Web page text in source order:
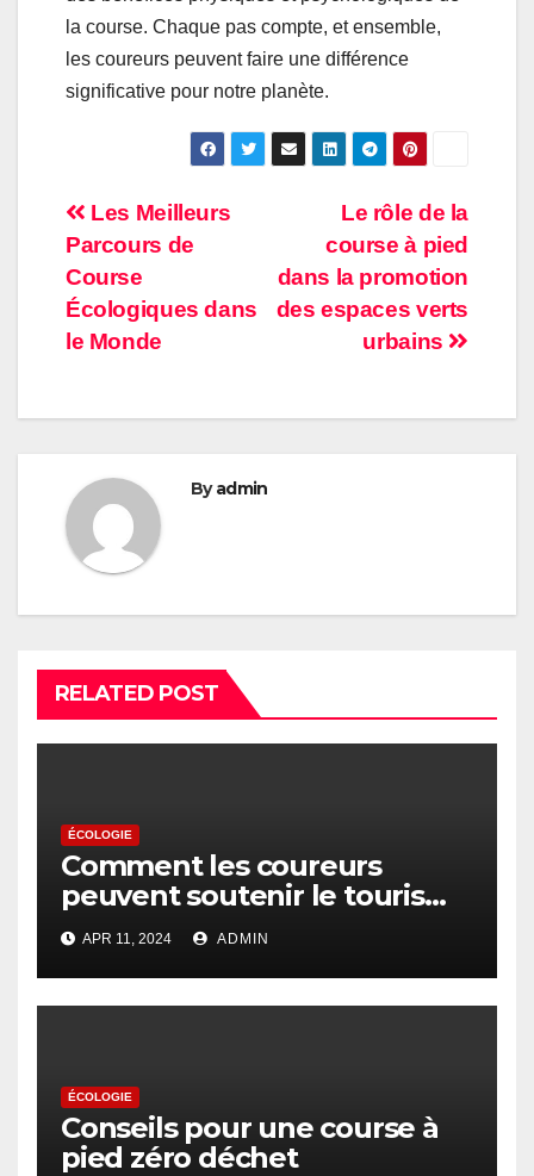
la course. Chaque pas compte, et ensemble,
les coureurs peuvent faire une différence
significative pour notre planète.
Post
navigation
Le rôle de la
course à pied
dans la promotion
des espaces verts
urbains
Les Meilleurs
Parcours de
Course
Écologiques dans
le Monde
Byadmin
RELATED POST
ÉCOLOGIE
Comment les coureurs
peuvent soutenir le tourisme
durable
APR 11, 2024 ADMIN
ÉCOLOGIE
Conseils pour une course à
pied zéro déchet